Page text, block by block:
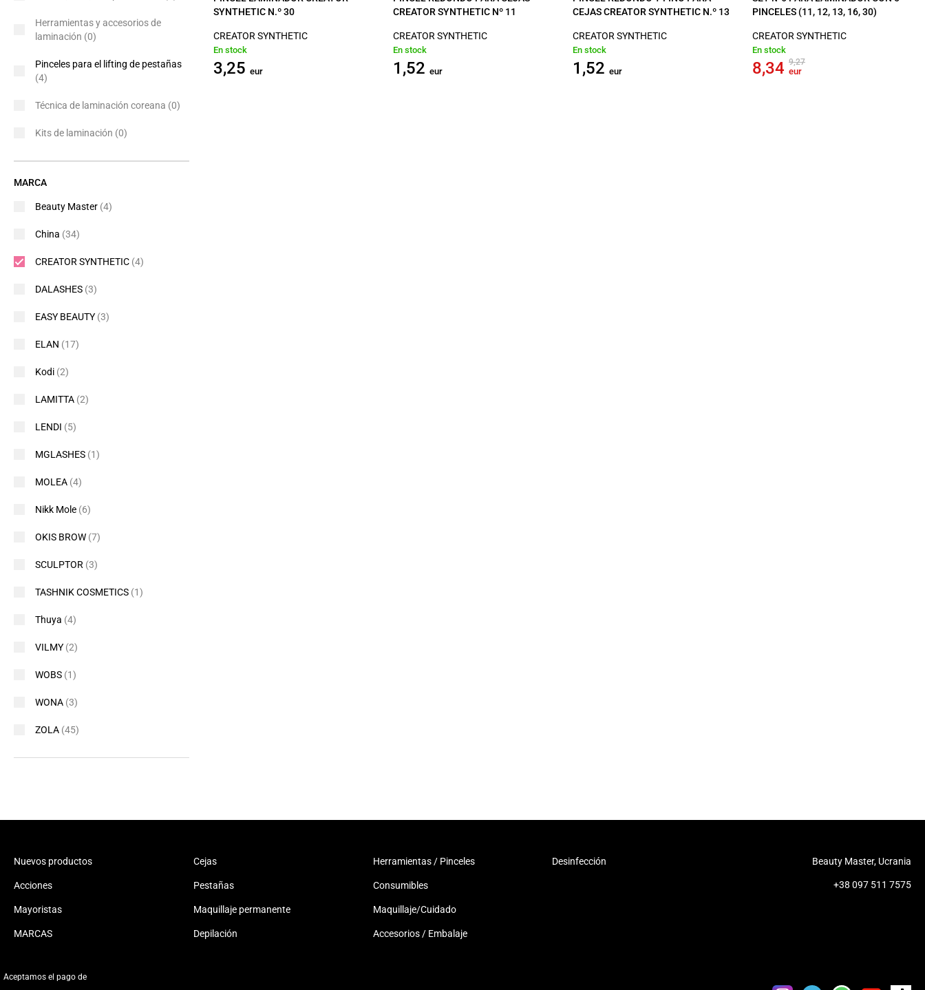
SYNTHETIC N.º 30
CREATOR SYNTHETIC
En stock
3,25 eur
CREATOR SYNTHETIC Nº 11
CREATOR SYNTHETIC
En stock
1,52 eur
CEJAS CREATOR SYNTHETIC N.º 13
CREATOR SYNTHETIC
En stock
1,52 eur
PINCELES (11, 12, 13, 16, 30)
CREATOR SYNTHETIC
En stock
8,34 9,27
eur
Herramientas y accesorios de
laminación (0)
Pinceles para el lifting de pestañas
(4)
Técnica de laminación coreana (0)
Kits de laminación (0)
MARCA
Beauty Master (4)
China (34)
CREATOR SYNTHETIC (4)
DALASHES (3)
EASY BEAUTY (3)
ELAN (17)
Kodi (2)
LAMITTA (2)
LENDI (5)
MGLASHES (1)
MOLEA (4)
Nikk Mole (6)
OKIS BROW (7)
SCULPTOR (3)
TASHNIK COSMETICS (1)
Thuya (4)
VILMY (2)
WOBS (1)
WONA (3)
ZOLA (45)
Nuevos productos
Acciones
Mayoristas
MARCAS
Cejas
Pestañas
Maquillaje permanente
Depilación
Herramientas / Pinceles
Consumibles
Maquillaje/Cuidado
Accesorios / Embalaje
Desinfección Beauty Master, Ucrania
+38 097 511 7575
Aceptamos el pago de